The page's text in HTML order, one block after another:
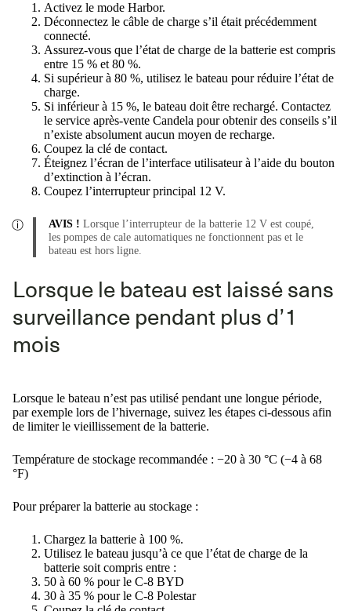
Activez le mode Harbor.
Déconnectez le câble de charge s’il était précédemment
connecté.
Assurez-vous que l’état de charge de la batterie est compris
entre 15 % et 80 %.
Si supérieur à 80 %, utilisez le bateau pour réduire l’état de
charge.
Si inférieur à 15 %, le bateau doit être rechargé. Contactez
le service après-vente Candela pour obtenir des conseils s’il
n’existe absolument aucun moyen de recharge.
Coupez la clé de contact.
Éteignez l’écran de l’interface utilisateur à l’aide du bouton
d’extinction à l’écran.
Coupez l’interrupteur principal 12 V.
AVIS ! Lorsque l’interrupteur de la batterie 12 V est coupé,
les pompes de cale automatiques ne fonctionnent pas et le
bateau est hors ligne.
Lorsque le bateau est laissé sans
surveillance pendant plus d’1
mois
Lorsque le bateau n’est pas utilisé pendant une longue période,
par exemple lors de l’hivernage, suivez les étapes ci-dessous afin
de limiter le vieillissement de la batterie.
Température de stockage recommandée : −20 à 30 °C (−4 à 68
°F)
Pour préparer la batterie au stockage :
Chargez la batterie à 100 %.
Utilisez le bateau jusqu’à ce que l’état de charge de la
batterie soit compris entre :
50 à 60 % pour le C-8 BYD
30 à 35 % pour le C-8 Polestar